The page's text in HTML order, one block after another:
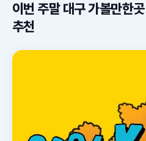
이번 주말 대구 가볼만
추천